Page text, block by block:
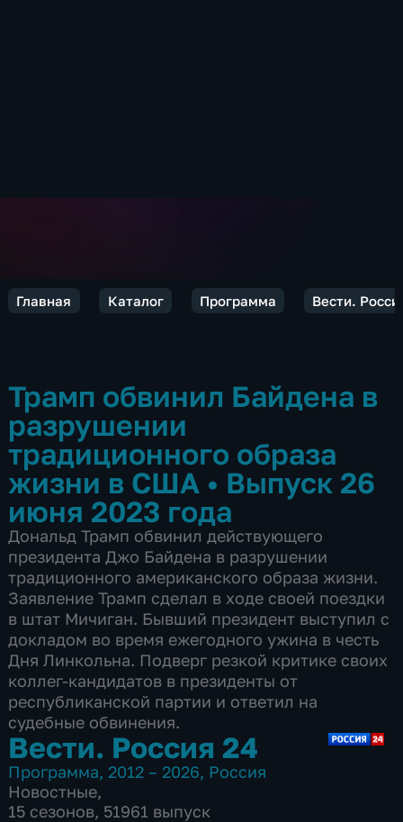
Главная Каталог Программа Вести.
Трамп обвинил Байдена в
разрушении
традиционного образа
жизни в США • Выпуск 26
июня 2023 года
Дональд Трамп обвинил действующего
президента Джо Байдена в разрушении
традиционного американского образа жизни.
Заявление Трамп сделал в ходе своей поездки
в штат Мичиган. Бывший президент выступил с
докладом во время ежегодного ужина в честь
Дня Линкольна. Подверг резкой критике своих
коллег-кандидатов в президенты от
республиканской партии и ответил на
судебные обвинения.
Вести. Россия 24
Программа, 2012 – 2026, Россия
Новостные,
15 сезонов, 51961 выпуск